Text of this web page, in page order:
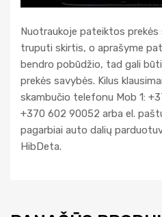
Nuotraukoje pateiktos prekės
truputi skirtis, o aprašyme
bendro pobūdžio, tad gali
prekės savybės. Kilus
skambučio telefonu Mob 1:
+370 602 90052 arba el.
pagarbiai auto dalių
HibDeta.